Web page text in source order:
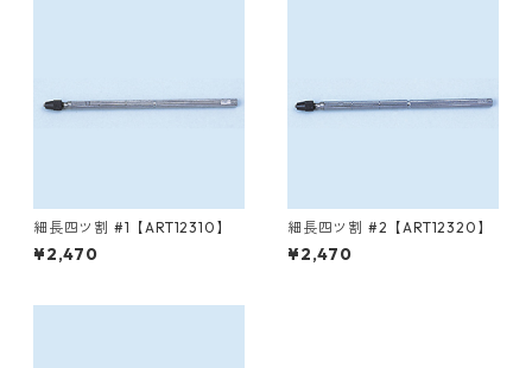
細長四ツ割 #1【ART12310】
¥2,470
細長四ツ割 #2【ART12320】
¥2,470